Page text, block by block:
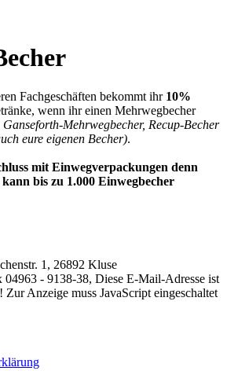
Fachgeschäften bekommt ihr 10%
wenn ihr einen Mehrwegbecher
Ganseforth-Mehrwegbecher, Recup-Becher
eure eigenen Becher).
mit Einwegverpackungen denn
bis zu 1.000 Einwegbecher
1, 26892 Kluse
04963 - 9138-38, Diese E-Mail-Adresse ist
Zur Anzeige muss JavaScript eingeschaltet